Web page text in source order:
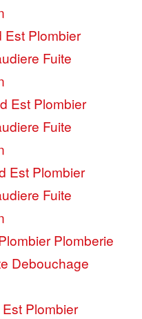
Est Plombier
Fuite
Est Plombier
Fuite
Est Plombier
Fuite
Plomberie
Debouchage
Plombier